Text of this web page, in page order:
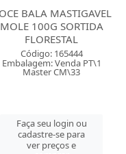
DOCE BALA MASTIGAVEL
ZOLLE 100G FRAMBOESA
FLORESTAL
Código: 165443
Embalagem: Venda PT\1
Master CM\33
Faça seu login ou
cadastre-se para
ver preços e